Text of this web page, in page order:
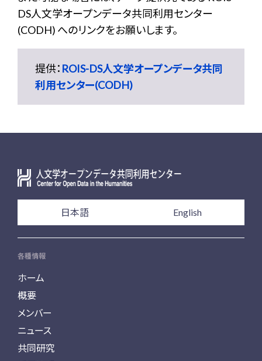
DS人文学オープンデータ共同利用センター
(CODH) へのリンクをお願いします。
提供： ROIS-DS人文学オープンデータ共同
利用センター(CODH)
日本語 English
各種情報
ホーム
概要
メンバー
ニュース
共同研究